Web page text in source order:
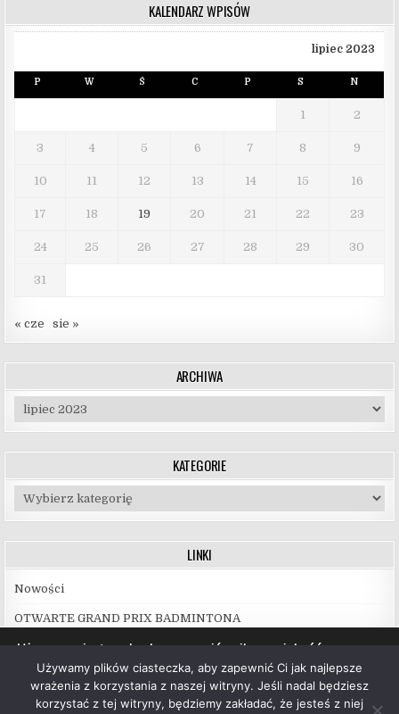
KALENDARZ WPISÓW
lipiec 2023
P W Ś C P S N
1 2
3 4 5 6 7 8 9
10 11 12 13 14 15 16
17 18 19 20 21 22 23
24 25 26 27 28 29 30
31
« cze sie »
ARCHIWA
Archiwa
KATEGORIE
Kategorie
LINKI
Nowości
OTWARTE GRAND PRIX BADMINTONA
Używamy ciasteczek, aby zapewnić najlepszą jakość
korzystania z naszej witryny.
Więcej informacji na temat plików ciasteczka, których
używamy, oraz możliwości ich wyłączenia znajdziesz w
Używamy plików ciasteczka, aby zapewnić Ci jak najlepsze
wrażenia z korzystania z naszej witryny. Jeśli nadal będziesz
korzystać z tej witryny, będziemy zakładać, że jesteś z niej